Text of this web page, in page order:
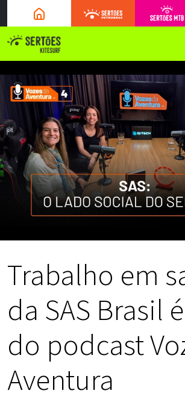
Trabalho em
da SAS Brasil
do podcast
Aventura